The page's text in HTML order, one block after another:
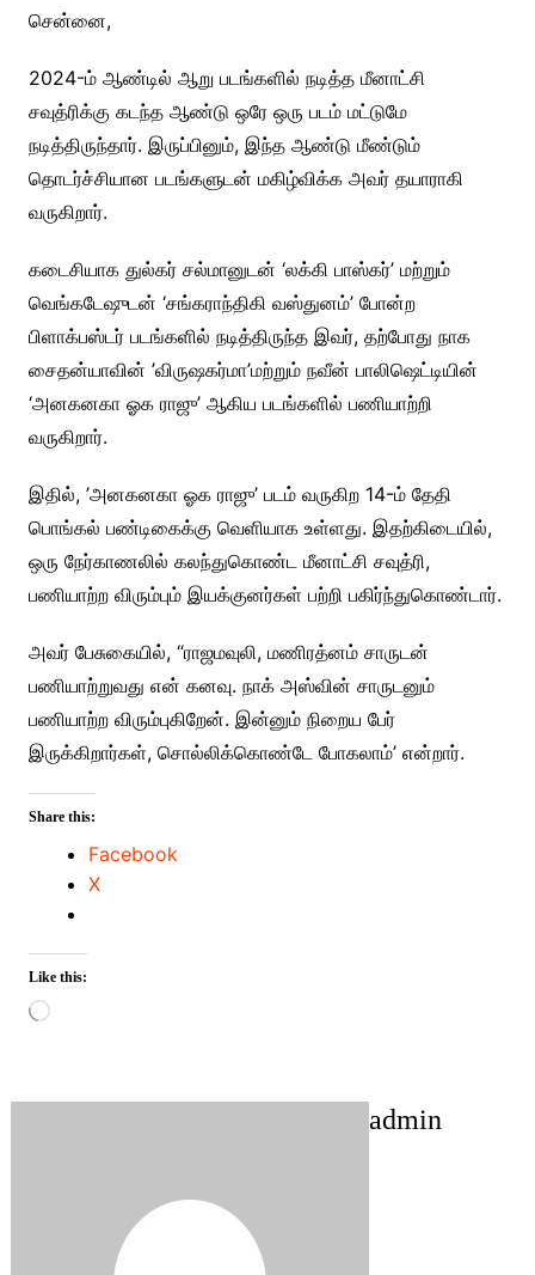
சென்னை,
2024-ம் ஆண்டில் ஆறு படங்களில் நடித்த மீனாட்சி
சவுத்ரிக்கு கடந்த ஆண்டு ஒரே ஒரு படம் மட்டுமே
நடித்திருந்தார். இருப்பினும், இந்த ஆண்டு மீண்டும்
தொடர்ச்சியான படங்களுடன் மகிழ்விக்க அவர் தயாராகி
வருகிறார்.
கடைசியாக துல்கர் சல்மானுடன் ‘லக்கி பாஸ்கர்’ மற்றும்
வெங்கடேஷுடன் ‘சங்கராந்திகி வஸ்துனம்’ போன்ற
பிளாக்பஸ்டர் படங்களில் நடித்திருந்த இவர், தற்போது நாக
சைதன்யாவின் ’விருஷகர்மா’மற்றும் நவீன் பாலிஷெட்டியின்
‘அனகனகா ஓக ராஜு’ ஆகிய படங்களில் பணியாற்றி
வருகிறார்.
இதில், ’அனகனகா ஓக ராஜு’ படம் வருகிற 14-ம் தேதி
பொங்கல் பண்டிகைக்கு வெளியாக உள்ளது. இதற்கிடையில்,
ஒரு நேர்காணலில் கலந்துகொண்ட மீனாட்சி சவுத்ரி,
பணியாற்ற விரும்பும் இயக்குனர்கள் பற்றி பகிர்ந்துகொண்டார்.
அவர் பேசுகையில், “ராஜமவுலி, மணிரத்னம் சாருடன்
பணியாற்றுவது என் கனவு. நாக் அஸ்வின் சாருடனும்
பணியாற்ற விரும்புகிறேன். இன்னும் நிறைய பேர்
இருக்கிறார்கள், சொல்லிக்கொண்டே போகலாம்’ என்றார்.
Share this:
Facebook
X
Like this:
Loading…
admin